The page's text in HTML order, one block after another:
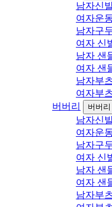
남자신
여자운
남자구
여자 신
남자 샌
여자 샌
남자부
여자부
버버리
버버
남자신
여자운
남자구
여자 신
남자 샌
여자 샌
남자부